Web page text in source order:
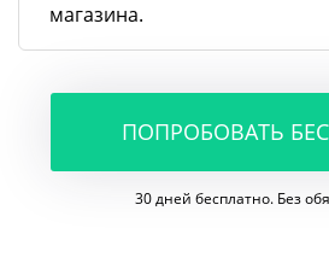
магазина.
ПОПРОБОВАТЬ
30 дней бесплатно. Без